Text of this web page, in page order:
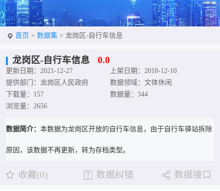
首页 >数据集 >龙岗区-自行车信息
龙岗区-自行车信息 0.0
更新日期：2021-12-27
上架日期：2018-12-10
提供部门：龙岗区人民政府
数据领域：文体休闲
下载量：157
数据量：344
浏览量：2656
数据简介：本数据为龙岗区开放的自行车信息，由于自行车驿站拆除
原因，该数据不再更新，转为存档类型。
收藏(0) 数据纠错 数据接口